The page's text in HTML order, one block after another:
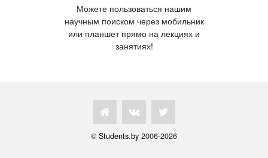
Можете пользоваться нашим
научным поиском через мобильник
или планшет прямо на лекциях и
занятиях!
© Students.by 2006-2026